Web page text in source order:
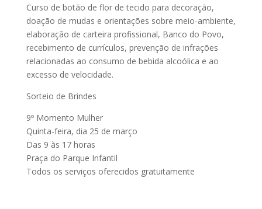
Curso de botão de flor de tecido para decoração,
doação de mudas e orientações sobre meio-ambiente,
elaboração de carteira profissional, Banco do Povo,
recebimento de currículos, prevenção de infrações
relacionadas ao consumo de bebida alcoólica e ao
excesso de velocidade.
Sorteio de Brindes
9º Momento Mulher
Quinta-feira, dia 25 de março
Das 9 às 17 horas
Praça do Parque Infantil
Todos os serviços oferecidos gratuitamente